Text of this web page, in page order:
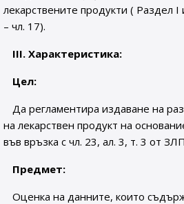
лекарствените продукти ( Раздел І
– чл. 17).
ІІІ. Характеристика:
Цел:
Да регламентира издаване на
на лекарствен продукт на
във връзка с чл. 23, ал. 3, т. 3 от
Предмет:
Оценка на данните, които